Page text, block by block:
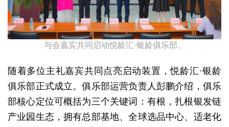
与会嘉宾共同启动悦龄汇·银龄俱乐部。
随着多位主礼嘉宾共同点亮启动装置，悦龄汇·银龄
俱乐部正式成立。俱乐部运营负责人彭鹏介绍，俱乐
部核心定位可概括为三个关键词：有根，扎根银发链
产业园生态，拥有总部基地、全球选品中心、适老化